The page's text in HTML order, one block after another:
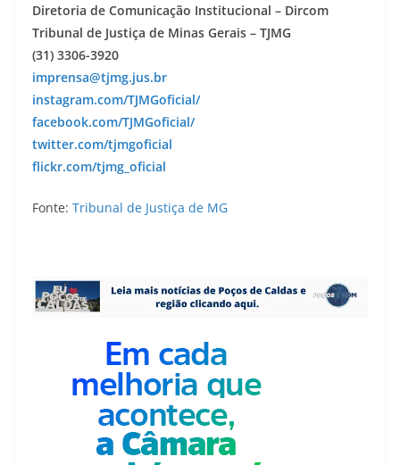
Diretoria de Comunicação Institucional – Dircom
Tribunal de Justiça de Minas Gerais – TJMG
(31) 3306-3920
imprensa@tjmg.jus.br
instagram.com/TJMGoficial/
facebook.com/TJMGoficial/
twitter.com/tjmgoficial
flickr.com/tjmg_oficial
Fonte: Tribunal de Justiça de MG